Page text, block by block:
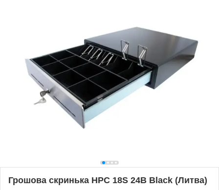
Грошова скринька HPC 18S 24В Black (Литва)